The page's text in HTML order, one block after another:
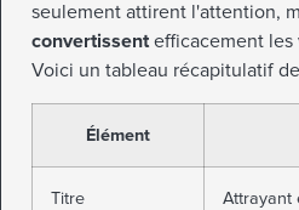
seulement attirent l'attention,
convertissentefficacement les
Voici un tableau récapitulatif
Élément
Titre Attrayant